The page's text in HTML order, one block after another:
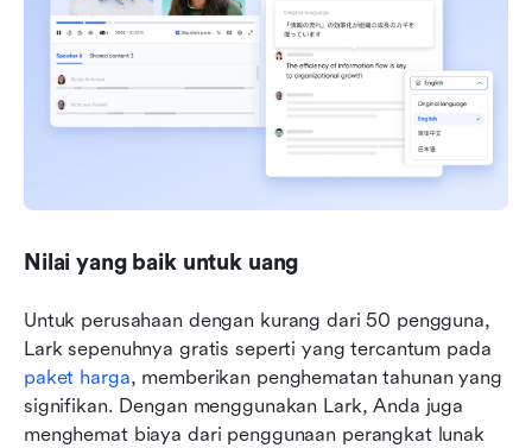
Nilai yang baik untuk uang
Untuk perusahaan dengan kurang dari 50 pengguna,
paket harga, memberikan penghematan tahunan yang
signifikan. Dengan menggunakan Lark, Anda juga
menghemat biaya dari penggunaan perangkat lunak